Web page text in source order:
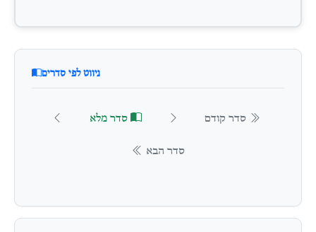
ניווט לפי סדרים
סדר קודם סדר מלא
סדר הבא